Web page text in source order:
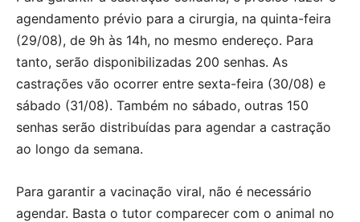
agendamento prévio para a cirurgia, na quinta-feira
(29/08), de 9h às 14h, no mesmo endereço. Para
tanto, serão disponibilizadas 200 senhas. As
castrações vão ocorrer entre sexta-feira (30/08) e
sábado (31/08). Também no sábado, outras 150
senhas serão distribuídas para agendar a castração
ao longo da semana.
Para garantir a vacinação viral, não é necessário
agendar. Basta o tutor comparecer com o animal no